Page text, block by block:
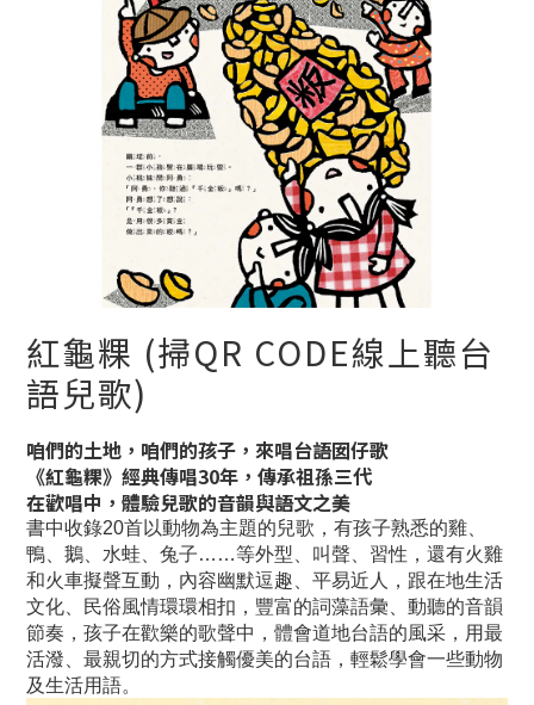
紅龜粿 (掃QR CODE線上聽台
語兒歌)
咱們的土地，咱們的孩子，來唱台語囡仔歌
《紅龜粿》經典傳唱30年，傳承祖孫三代
在歡唱中，體驗兒歌的音韻與語文之美
書中收錄20首以動物為主題的兒歌，有孩子熟悉的雞、
鴨、鵝、水蛙、兔子……等外型、叫聲、習性，還有火雞
和火車擬聲互動，內容幽默逗趣、平易近人，跟在地生活
文化、民俗風情環環相扣，豐富的詞藻語彙、動聽的音韻
節奏，孩子在歡樂的歌聲中，體會道地台語的風采，用最
活潑、最親切的方式接觸優美的台語，輕鬆學會一些動物
及生活用語。